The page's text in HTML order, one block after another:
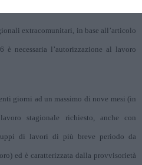
extracomunitari, in base all’articolo
necessaria l’autorizzazione al lavoro
giorni ad un massimo di nove mesi (in
stagionale richiesto, anche con
di lavori di più breve periodo da
ed è caratterizzata dalla provvisorietà